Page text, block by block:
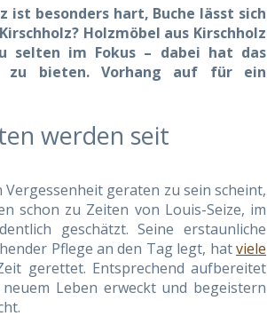
ist besonders hart, Buche lässt sich
Holzmöbel aus Kirschholz
selten im Fokus – dabei hat das
zu bieten. Vorhang auf für ein
werden seit
geraten zu sein scheint,
schon zu Zeiten von Louis-Seize, im
geschätzt. Seine erstaunliche
Pflege an den Tag legt, hatviele
gerettet. Entsprechend aufbereitet
neuem Leben erweckt und begeistern